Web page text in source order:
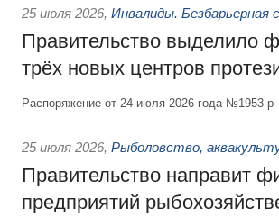
25 июля 2026, Инвалиды. Безбарьерная
Правительство выделило
трёх новых центров
Распоряжение от 24 июля 2026 года №1953-р
25 июля 2026, Рыболовство,
Правительство направит
предприятий